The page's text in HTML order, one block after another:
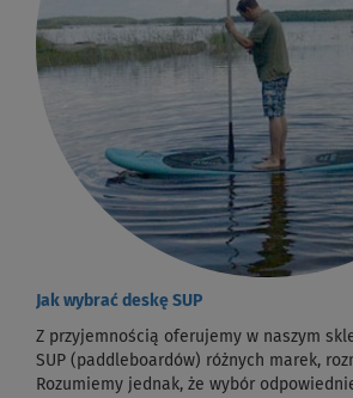
Jak wybrać deskę SUP
Z przyjemnością oferujemy w naszym
SUP (paddleboardów) różnych marek,
Rozumiemy jednak, że wybór